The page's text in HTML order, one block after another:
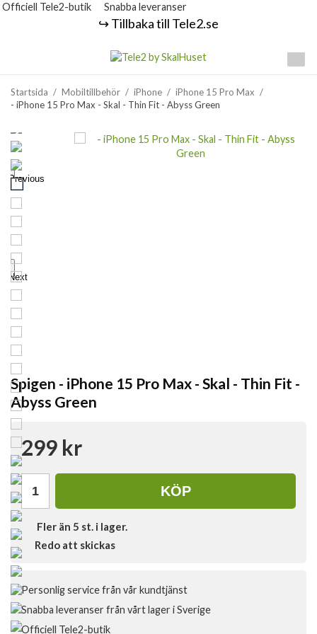
Officiell Tele2-butik Snabba leveranser
↪️ Tillbaka till Tele2.se
Startsida / Mobiltillbehör / iPhone / iPhone 15 Pro Max /
- iPhone 15 Pro Max - Skal - Thin Fit - Abyss Green
Previous
Next
Spigen - iPhone 15 Pro Max - Skal - Thin Fit -
Abyss Green
299 kr
KÖP
Fler än 5 st. i lager.
Redo att skickas
Personlig service från vår kundtjänst
Snabba leveranser från vårt lager i Sverige
Officiell Tele2-butik